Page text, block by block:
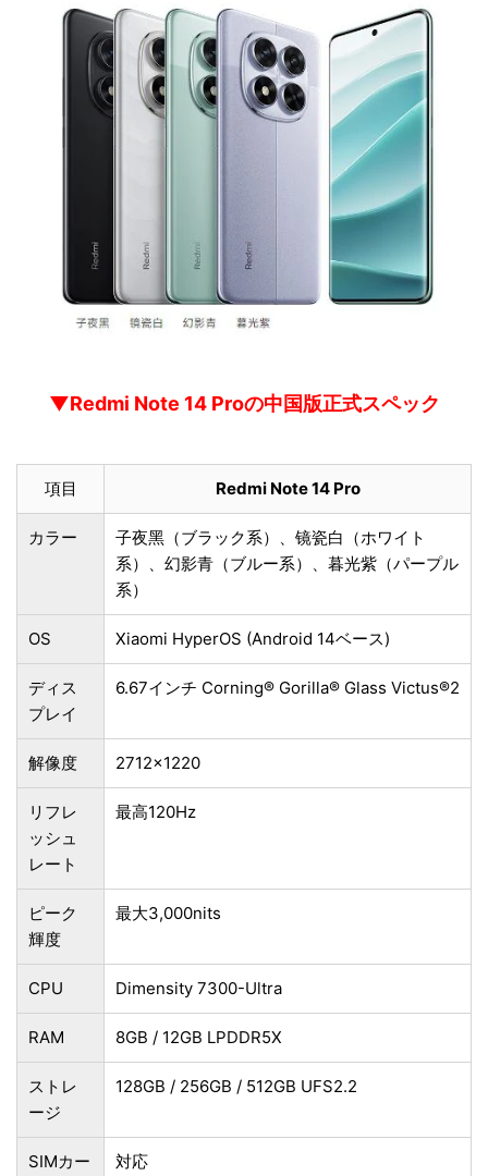
▼Redmi Note 14 Proの中国版正式スペック
項目 Redmi Note 14 Pro
カラー
子夜黑（ブラック系）、镜瓷白（ホワイト
系）、幻影青（ブルー系）、暮光紫（パープル
系）
OS Xiaomi HyperOS (Android 14ベース)
ディス
プレイ
6.67インチ Corning® Gorilla® Glass Victus®2
解像度 2712×1220
リフレ
ッシュ
レート
最高120Hz
ピーク
輝度
最大3,000nits
CPU Dimensity 7300-Ultra
RAM 8GB / 12GB LPDDR5X
ストレ
ージ
128GB / 256GB / 512GB UFS2.2
SIMカー
対応